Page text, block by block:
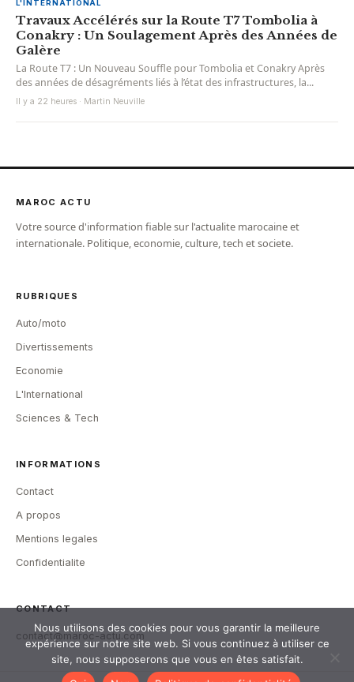
L'INTERNATIONAL
Travaux Accélérés sur la Route T7 Tombolia à
Conakry : Un Soulagement Après des Années de
Galère
La Route T7 : Un Nouveau Souffle pour Tombolia et Conakry Après
des années de désagréments liés à l’état des infrastructures, la...
Il y a 22 heures · Martin Neuville
MAROC ACTU
Votre source d'information fiable sur l'actualite marocaine et
internationale. Politique, economie, culture, tech et societe.
RUBRIQUES
Auto/moto
Divertissements
Economie
L'International
Sciences & Tech
INFORMATIONS
Contact
A propos
Mentions legales
Confidentialite
CONTACT
contact@maroc-actu.com
Nous utilisons des cookies pour vous garantir la meilleure
expérience sur notre site web. Si vous continuez à utiliser ce
site, nous supposerons que vous en êtes satisfait.